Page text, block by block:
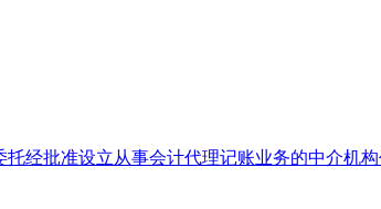
经批准设立从事会计代理记账业务的中介机构